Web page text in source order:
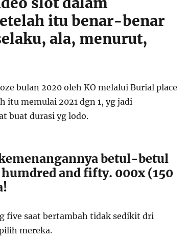
itu benar-benar
ala, menurut,
bulan 2020 oleh KO melalui Burial place
itu memulai 2021 dgn 1, yg jadi
buat durasi yg lodo.
betul-betul
and fifty. 000x (150
five saat bertambah tidak sedikit dri
mereka.